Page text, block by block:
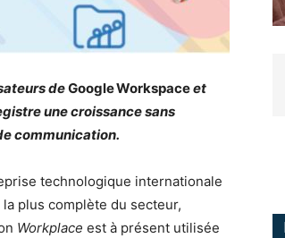
deGoogle Workspaceet
une croissance sans
communication.
technologique internationale
plus complète du secteur,
Workplace est à présent utilisée